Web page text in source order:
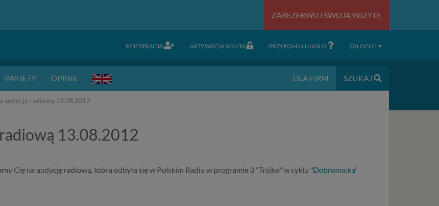
ZAREZERWUJ SWOJĄ WIZYTĘ
REJESTRACJA AKTYWACJA KONTA PRZYPOMNIJ HASŁO ZALOGUJ
PAKIETY OPINIE DLA FIRM SZUKAJ
audycję radiową 13.08.2012
13.08.2012
Cię na audycję radiową, która odbyła się w Polskim Radiu w programie 3 "Trójka" w cyklu "Dobronocka"